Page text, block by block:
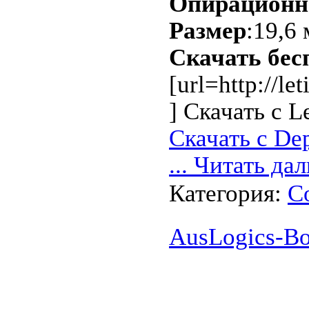
Размер:19,6
Скачать
[url=http://
] Скачать с
Скачать с
... Читать
Категория:
AusLogics-